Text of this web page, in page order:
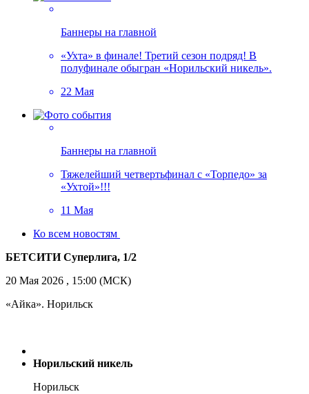
Баннеры на главной
«Ухта» в финале! Третий сезон подряд! В
полуфинале обыгран «Норильский никель».
22 Мая
Баннеры на главной
Тяжелейший четвертьфинал с «Торпедо» за
«Ухтой»!!!
11 Мая
Ко всем новостям
БЕТСИТИ Суперлига, 1/2
20 Мая 2026 , 15:00 (МСК)
«Айка». Норильск
Норильский никель
Норильск